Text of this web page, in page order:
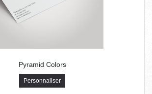
Pyramid Colors
Personnaliser